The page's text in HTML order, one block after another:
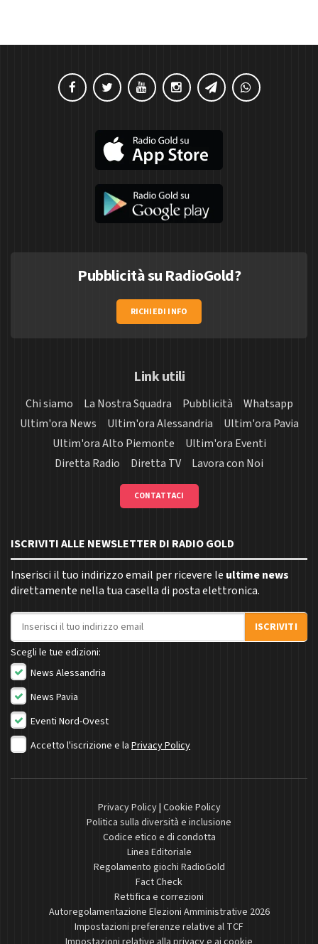
Pubblicità su RadioGold?
RICHIEDI INFO
Link utili
Chi siamo La Nostra Squadra Pubblicità
Whatsapp
Ultim'ora News
Ultim'ora Alessandria
Ultim'ora Pavia
Ultim'ora Alto Piemonte
Ultim'ora Eventi
Diretta Radio
Diretta TV Lavora con Noi
CONTATTACI
ISCRIVITI ALLE NEWSLETTER DI RADIO GOLD
Inserisci il tuo indirizzo email per ricevere le ultime news
direttamente nella tua casella di posta elettronica.
Indirizzo email
ISCRIVITI
Scegli le tue edizioni:
News Alessandria
News Pavia
Eventi Nord-Ovest
Accetto l'iscrizione e la Privacy Policy
Privacy Policy| Cookie Policy
Politica sulla diversità e inclusione
Codice etico e di condotta
Linea Editoriale
Regolamento giochi RadioGold
Fact Check
Rettifica e correzioni
Autoregolamentazione Elezioni Amministrative 2026
Impostazioni preferenze relative al TCF